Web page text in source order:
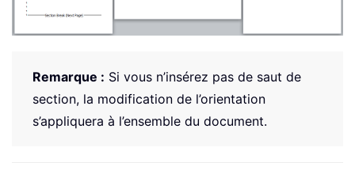
Remarque : Si vous n’insérez pas de saut de
section, la modification de l’orientation
s’appliquera à l’ensemble du document.